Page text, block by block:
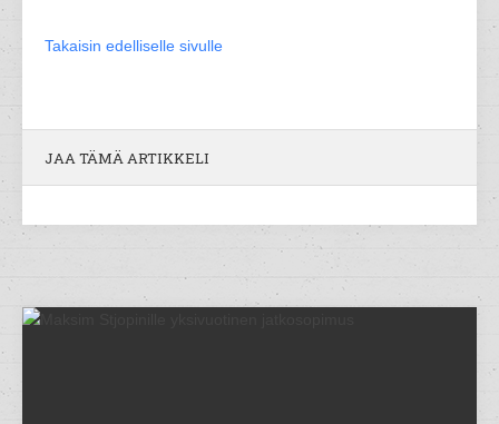
Takaisin edelliselle sivulle
JAA TÄMÄ ARTIKKELI